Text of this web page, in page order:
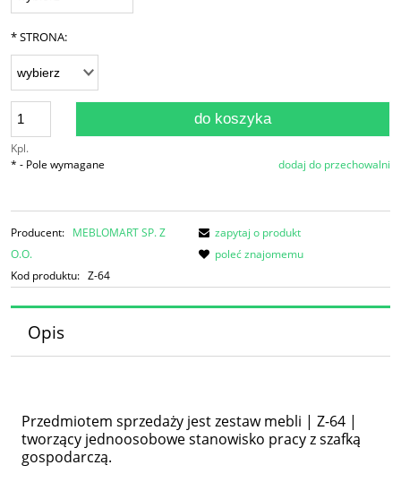
*STRONA:
Kpl.
do koszyka
dodaj do przechowalni
* - Pole wymagane
Producent: MEBLOMART SP. Z
O.O.
Kod produktu: Z-64
zapytaj o produkt
poleć znajomemu
Opis
Przedmiotem sprzedaży jest zestaw mebli | Z-64 |
tworzący jednoosobowe stanowisko pracy z szafką
gospodarczą.